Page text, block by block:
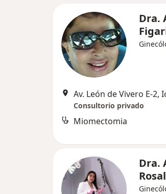
Dra.
Av. León de Vivero E-2,
Consultorio privado
Miomectomia
Dra.